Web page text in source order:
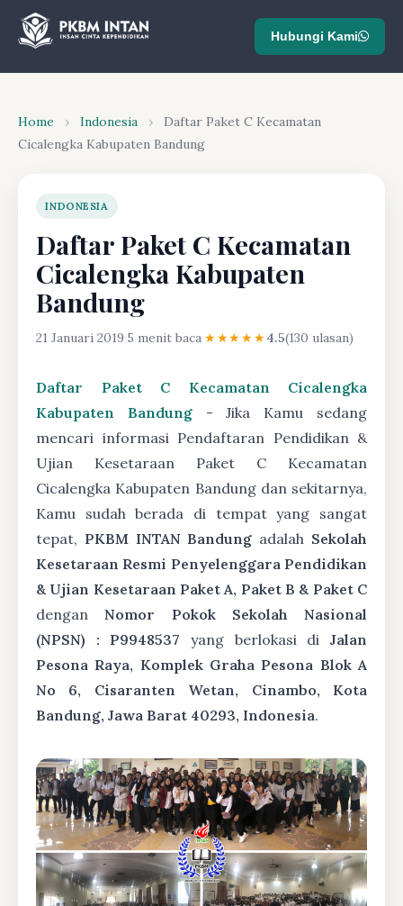
Hubungi Kami
Home › Indonesia ›
Daftar Paket C Kecamatan
Cicalengka Kabupaten Bandung
INDONESIA
Daftar Paket C Kecamatan
Cicalengka Kabupaten
Bandung
21 Januari 2019·5 menit baca·★★★★★4.5(130 ulasan)
Daftar Paket C Kecamatan Cicalengka
Kabupaten Bandung- Jika Kamu sedang
mencari informasi Pendaftaran Pendidikan &
Ujian Kesetaraan Paket C Kecamatan
Cicalengka Kabupaten Bandung dan sekitarnya,
Kamu sudah berada di tempat yang sangat
tepat, PKBM INTAN Bandung adalah Sekolah
Kesetaraan Resmi Penyelenggara Pendidikan
& Ujian Kesetaraan Paket A, Paket B & Paket C
denganNomor Pokok Sekolah Nasional
(NPSN) : P9948537 yang berlokasi diJalan
Pesona Raya, Komplek Graha Pesona Blok A
No 6, Cisaranten Wetan, Cinambo, Kota
Bandung, Jawa Barat 40293, Indonesia.